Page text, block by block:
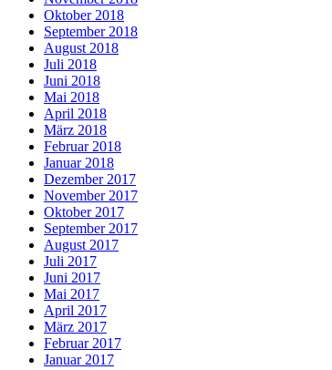
Oktober 2018
September 2018
August 2018
Juli 2018
Juni 2018
Mai 2018
April 2018
März 2018
Februar 2018
Januar 2018
Dezember 2017
November 2017
Oktober 2017
September 2017
August 2017
Juli 2017
Juni 2017
Mai 2017
April 2017
März 2017
Februar 2017
Januar 2017